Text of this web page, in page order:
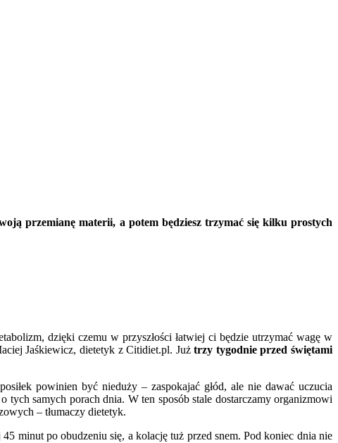
przemianę materii, a potem będziesz trzymać się kilku prostych
dzięki czemu w przyszłości łatwiej ci będzie utrzymać wagę w
Jaśkiewicz, dietetyk z Citidiet.pl. Jużtrzy tygodnie przed świętami
powinien być nieduży – zaspokajać głód, ale nie dawać uczucia
samych porach dnia. W ten sposób stale dostarczamy organizmowi
– tłumaczy dietetyk.
minut po obudzeniu się, a kolację tuż przed snem. Pod koniec dnia nie